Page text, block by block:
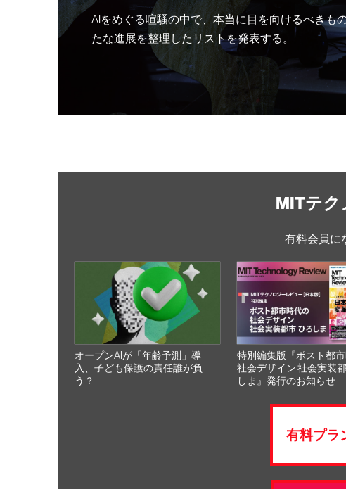
AIをめぐる喧騒の中で、本当に目を向けるべきも
たな進展を整理したリストを発表する。
MITテク
有料会員に
オープンAIが「年齢予測」導
入、子ども保護の責任誰が負
う？
特別編集版『ポスト都
社会デザイン 社会実装
しま』発行のお知らせ
有料プラ